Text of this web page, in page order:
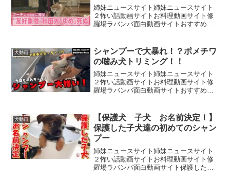
姉妹ニュースサイト姉妹ニュースサイト
２怖い話動画サイトお料理動画サイト修
羅場ラバンバ面白動画サイトおすすめ動
統領に贈呈した秋田犬の「ゆめ」が去
年、高齢のため死んでいたこ...
犬動画
シャンプーで大暴れ！？ポメチワ
の噛み犬トリミング！！
姉妹ニュースサイト姉妹ニュースサイト
２怖い話動画サイトお料理動画サイト修
羅場ラバンバ面白動画サイトおすすめ動
のミックス「しんのすけくん」楽曲提供
者：株式会社 光サプライ...
犬動画
【保護犬 子犬 お名前決定！】
保護した子犬達の初めてのシャン
プー
姉妹ニュースサイト姉妹ニュースサイト
２怖い話動画サイトお料理動画サイト修
羅場ラバンバ面白動画サイト保護した子